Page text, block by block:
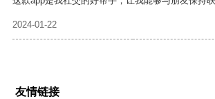
2024-01-22
友情链接